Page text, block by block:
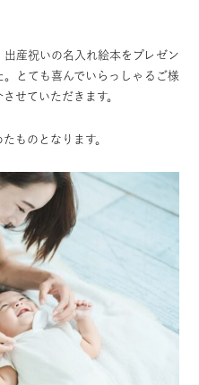
出産祝いの名入れ絵本をプレゼン
。とても喜んでいらっしゃるご様
せていただきます。
ものとなります。